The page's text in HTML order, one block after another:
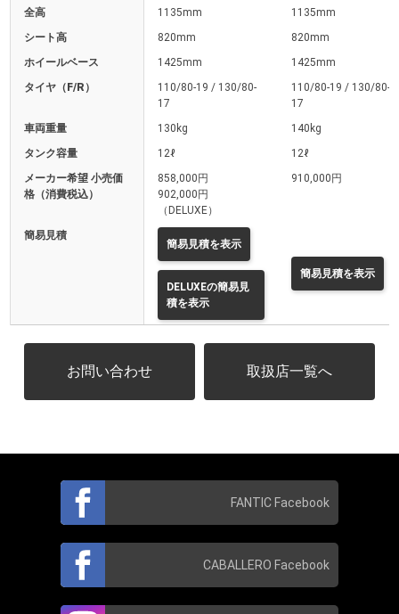
全高
1135mm
1135mm
シート高
820mm
820mm
ホイールベース
1425mm
1425mm
タイヤ（F/R）
110/80-19 / 130/80-
17
110/80-19 / 130/80-
17
車両重量
130kg
140kg
タンク容量
12ℓ
12ℓ
メーカー希望 小売価
格（消費税込）
858,000円
902,000円
（DELUXE）
910,000円
簡易見積
簡易見積を表示
DELUXEの簡易見
積を表示
簡易見積を表示
お問い合わせ 取扱店一覧へ
FANTIC Facebook
CABALLERO Facebook